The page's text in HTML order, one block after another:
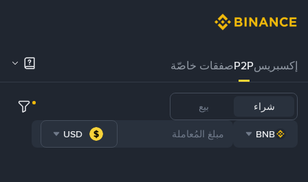
إكسبريسP2Pصفقات خاصّة
شراء بيع
BNB
USD